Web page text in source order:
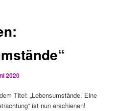
2020
Titel: „Lebensumstände. Eine
ist nun erschienen!